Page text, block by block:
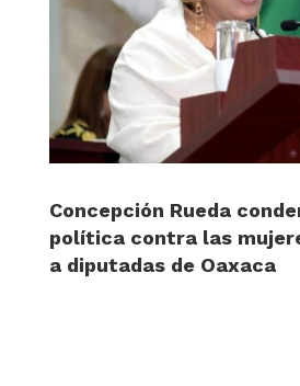
Concepción Rueda
política contra las
a diputadas de Oaxaca